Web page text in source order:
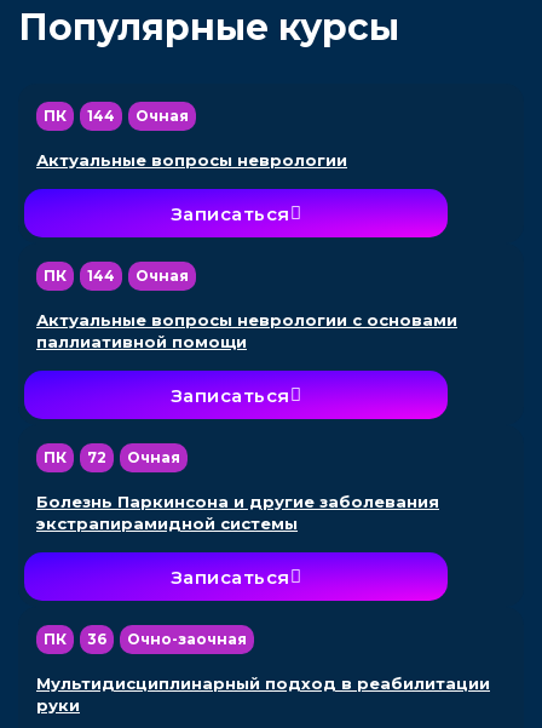
Популярные курсы
ПК 144 Очная
Актуальные вопросы неврологии
Записаться
ПК 144 Очная
Актуальные вопросы неврологии с основами
паллиативной помощи
Записаться
ПК 72 Очная
Болезнь Паркинсона и другие заболевания
экстрапирамидной системы
Записаться
ПК 36 Очно-заочная
Мультидисциплинарный подход в реабилитации
руки